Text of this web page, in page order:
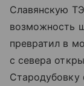
Славянскую
возможность
превратил в
с севера
Стародубовку